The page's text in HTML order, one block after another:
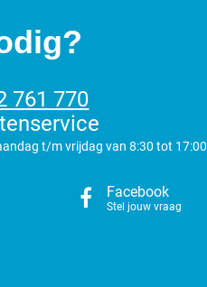
761 770
t/m vrijdag van 8:30 tot 17:00
Facebook
Stel jouw vraag